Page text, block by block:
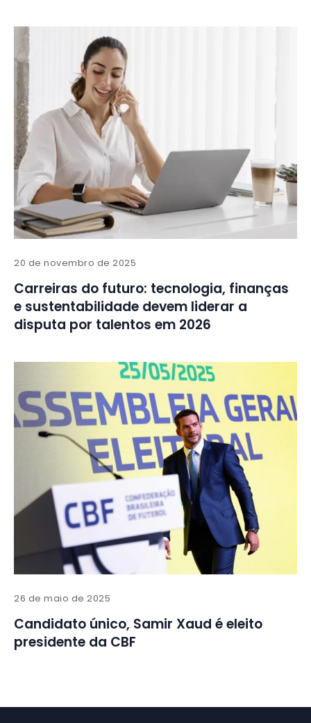
20 de novembro de 2025
Carreiras do futuro: tecnologia, finanças
e sustentabilidade devem liderar a
disputa por talentos em 2026
26 de maio de 2025
Candidato único, Samir Xaud é eleito
presidente da CBF